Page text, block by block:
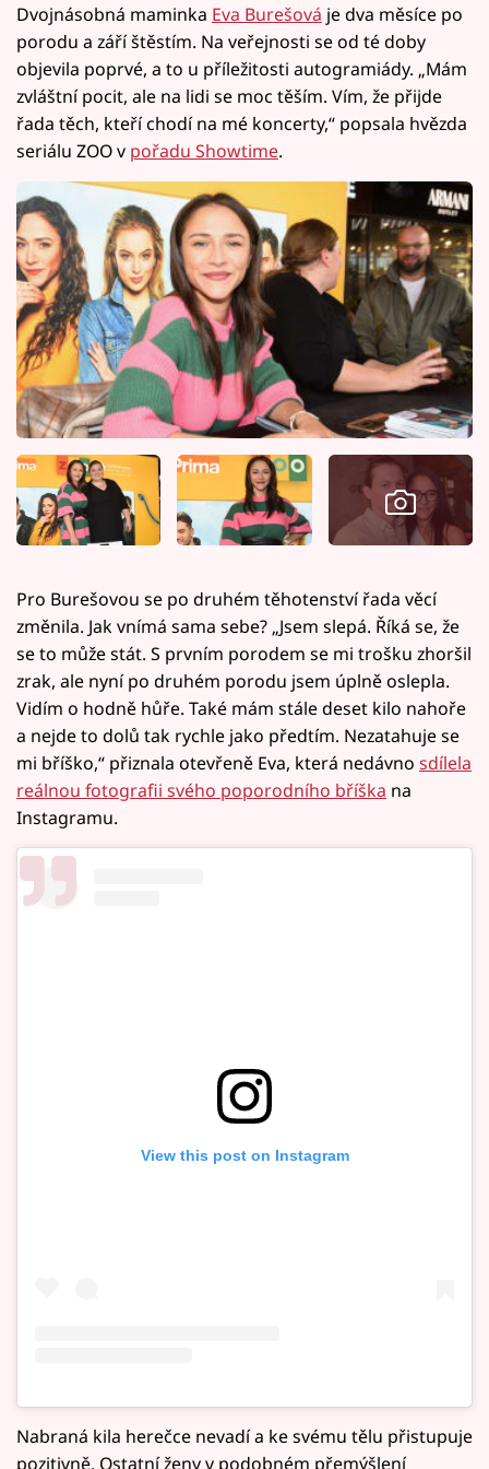
Dvojnásobná maminka Eva Burešová je dva měsíce po
porodu a září štěstím. Na veřejnosti se od té doby
objevila poprvé, a to u příležitosti autogramiády. „Mám
zvláštní pocit, ale na lidi se moc těším. Vím, že přijde
řada těch, kteří chodí na mé koncerty,“ popsala hvězda
seriálu ZOO v pořadu Showtime.
Pro Burešovou se po druhém těhotenství řada věcí
změnila. Jak vnímá sama sebe? „Jsem slepá. Říká se, že
se to může stát. S prvním porodem se mi trošku zhoršil
zrak, ale nyní po druhém porodu jsem úplně oslepla.
Vidím o hodně hůře. Také mám stále deset kilo nahoře
a nejde to dolů tak rychle jako předtím. Nezatahuje se
mi bříško,“ přiznala otevřeně Eva, která nedávno sdílela
reálnou fotografii svého poporodního bříška na
Instagramu.
View this post on Instagram
Nabraná kila herečce nevadí a ke svému tělu přistupuje
pozitivně. Ostatní ženy v podobném přemýšlení